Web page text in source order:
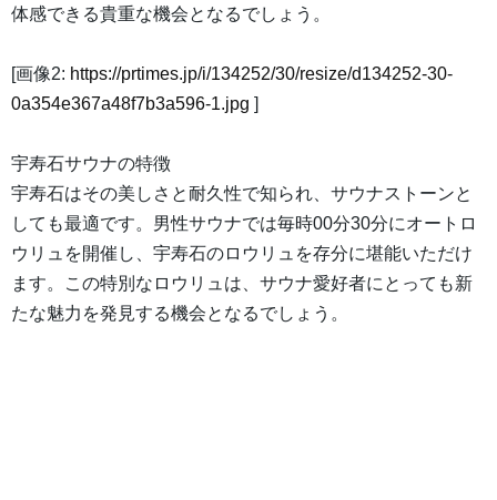
体感できる貴重な機会となるでしょう。
[画像2: https://prtimes.jp/i/134252/30/resize/d134252-30-
0a354e367a48f7b3a596-1.jpg ]
宇寿石サウナの特徴
宇寿石はその美しさと耐久性で知られ、サウナストーンと
しても最適です。男性サウナでは毎時00分30分にオートロ
ウリュを開催し、宇寿石のロウリュを存分に堪能いただけ
ます。この特別なロウリュは、サウナ愛好者にとっても新
たな魅力を発見する機会となるでしょう。